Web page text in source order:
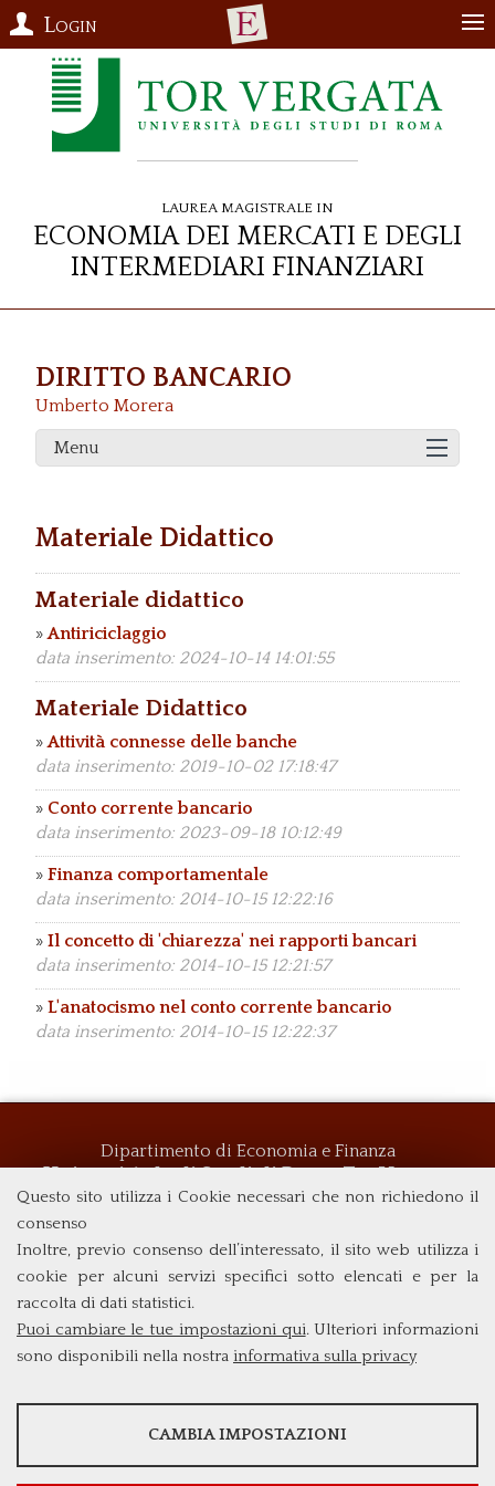
Questo sito utilizza i Cookie necessari che non richiedono il
consenso
Inoltre, previo consenso dell’interessato, il sito web utilizza i
cookie per alcuni servizi specifici sotto elencati e per la
raccolta di dati statistici.
Puoi cambiare le tue impostazioni qui. Ulteriori informazioni
sono disponibili nella nostra informativa sulla privacy
STATISTICHE
CAMBIA IMPOSTAZIONI
Login
Laurea Magistrale in
Economia dei Mercati e degli
Intermediari Finanziari
DIRITTO BANCARIO
Umberto Morera
Menu
Materiale Didattico
Materiale didattico
»Antiriciclaggio
data inserimento: 2024-10-14 14:01:55
Materiale Didattico
»Attività connesse delle banche
data inserimento: 2019-10-02 17:18:47
» Conto corrente bancario
data inserimento: 2023-09-18 10:12:49
» Finanza comportamentale
data inserimento: 2014-10-15 12:22:16
» Il concetto di 'chiarezza' nei rapporti bancari
data inserimento: 2014-10-15 12:21:57
» L'anatocismo nel conto corrente bancario
data inserimento: 2014-10-15 12:22:37
Dipartimento di Economia e Finanza
Università degli Studi di RomaTor Vergata
Via Columbia, 2
Tel. +39 06 7259 5719
biennio@clemif.uniroma2.it